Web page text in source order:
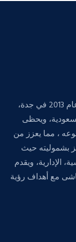
مركز التعليم المتكامل للتدريب، تأسس في عام 2013 في جدة،
ويحظى
، مما يعزز من
بشموليته حيث
ويقدم
مع أهداف رؤية